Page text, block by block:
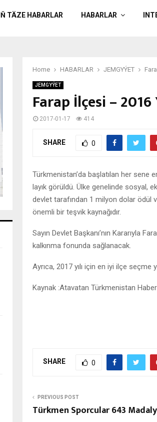
IŇ TÄZE HABARLAR HABARLAR
Home HABARLAR JEMGYÝET
JEMGYÝET
Farap İlçesi – 2016
2017-01-17 414
SHARE 0
Türkmenistan’da başlatılan her sene
layık görüldü. Ülke genelinde sosyal,
devlet tarafından 1 milyon dolar ödül
önemli bir teşvik kaynağıdır.
Sayın Devlet Başkanı’nın Kararıyla
kalkınma fonunda sağlanacak.
Ayrıca, 2017 yılı için en iyi ilçe
Kaynak :Atavatan Türkmenistan
SHARE 0
PREVIOUS POST
Türkmen Sporcular 643